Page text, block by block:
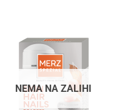
NEMA NA ZALIHI